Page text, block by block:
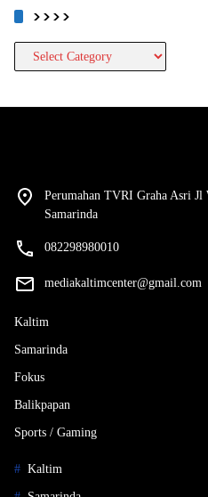
>>>>
>>>>
Perumahan TVRI Graha Asri
Samarinda
082298980010
mediakaltimcenter@gmail.com
Kaltim
Samarinda
Fokus
Balikpapan
Sports / Gaming
Kaltim